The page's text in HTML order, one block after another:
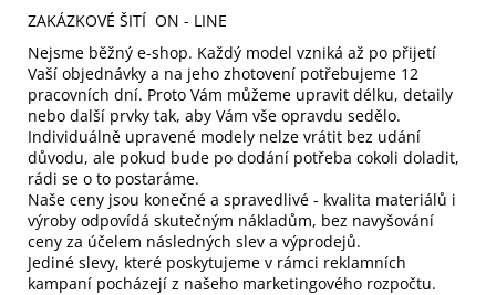
ZAKÁZKOVÉ ŠITÍ ON - LINE
Nejsme běžný e-shop. Každý model vzniká až po přijetí
Vaší objednávky a na jeho zhotovení potřebujeme 12
pracovních dní. Proto Vám můžeme upravit délku, detaily
nebo další prvky tak, aby Vám vše opravdu sedělo.
Individuálně upravené modely nelze vrátit bez udání
důvodu, ale pokud bude po dodání potřeba cokoli doladit,
rádi se o to postaráme.
Naše ceny jsou konečné a spravedlivé - kvalita materiálů i
výroby odpovídá skutečným nákladům, bez navyšování
ceny za účelem následných slev a výprodejů.
Jediné slevy, které poskytujeme v rámci reklamních
kampaní pocházejí z našeho marketingového rozpočtu.